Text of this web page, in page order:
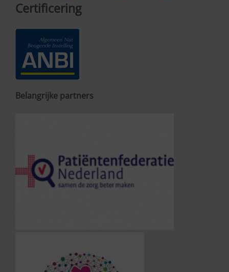
Certificering
Belangrijke partners